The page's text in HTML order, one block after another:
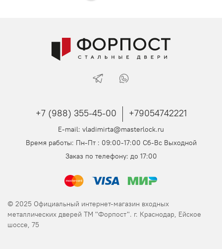
+7 (988) 355-45-00 +79054742221
E-mail: vladimirta@masterlock.ru
Время работы: Пн-Пт : 09:00-17:00 Сб-Вс Выходной
Заказ по телефону: до 17:00
© 2025 Официальный интернет-магазин входных
металлических дверей ТМ "Форпост". г. Краснодар, Ейское
шоссе, 75